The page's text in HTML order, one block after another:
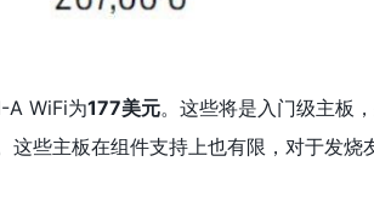
A WiFi为177美元。这些将是入门级主板
这些主板在组件支持上也有限，对于发烧